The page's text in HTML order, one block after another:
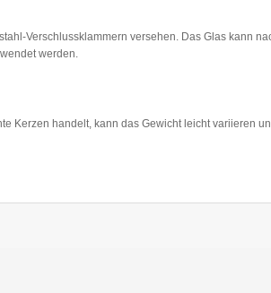
Verschlussklammern versehen. Das Glas kann
werden.
Kerzen handelt, kann das Gewicht leicht variieren